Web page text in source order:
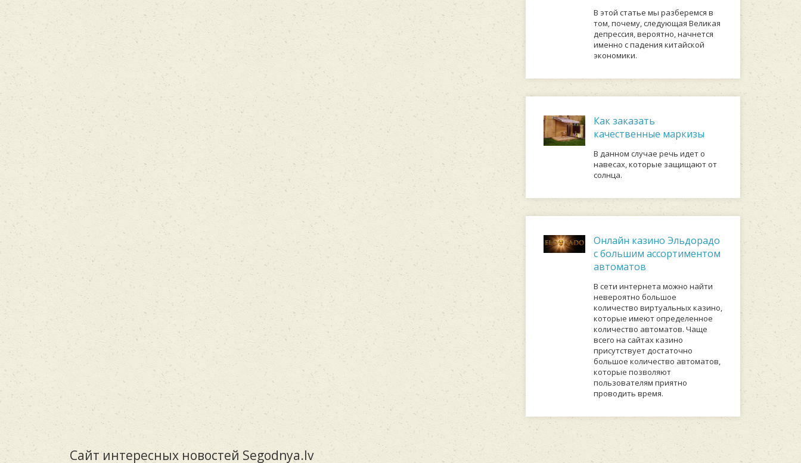
В этой статье мы разберемся в
том, почему, следующая Великая
депрессия, вероятно, начнется
именно с падения китайской
экономики.
Как заказать
качественные маркизы
В данном случае речь идет о
навесах, которые защищают от
солнца.
Онлайн казино Эльдорадо
с большим ассортиментом
автоматов
В сети интернета можно найти
невероятно большое
количество виртуальных казино,
которые имеют определенное
количество автоматов. Чаще
всего на сайтах казино
присутствует достаточно
большое количество автоматов,
которые позволяют
пользователям приятно
проводить время.
Сайт интересных новостей Segodnya.lv